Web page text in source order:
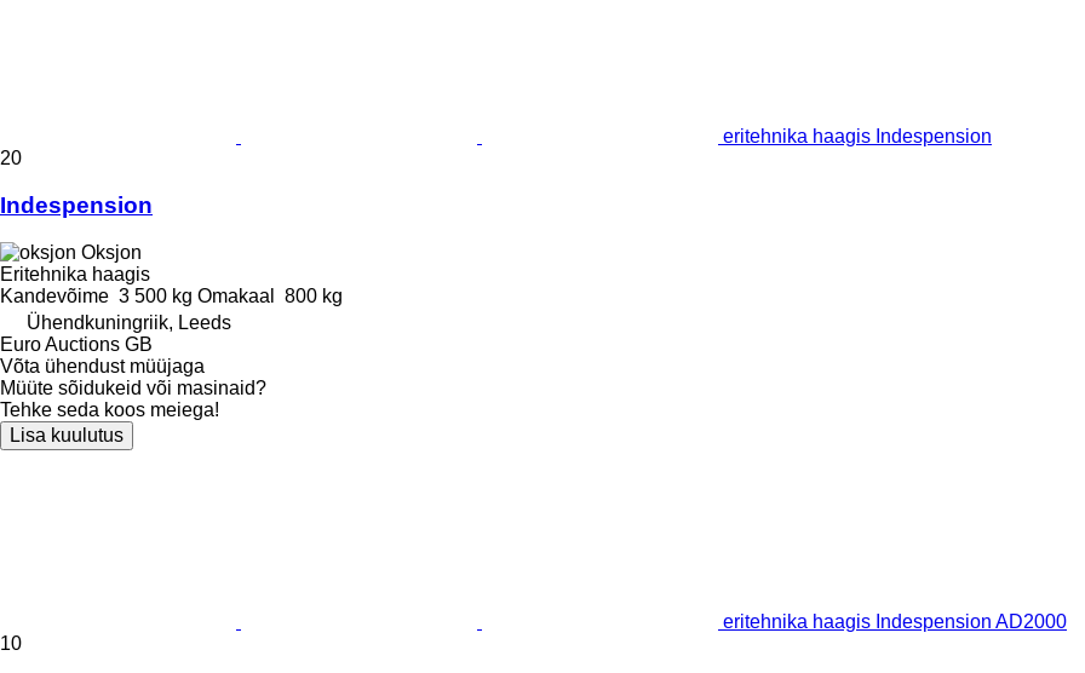
eritehnika haagis Indespension
20
Indespension
Oksjon
Eritehnika haagis
Kandevõime 3 500 kg Omakaal
800 kg
Ühendkuningriik, Leeds
Euro Auctions GB
Võta ühendust müüjaga
Müüte sõidukeid või masinaid?
Tehke seda koos meiega!
Lisa kuulutus
eritehnika haagis Indespension AD2000
10